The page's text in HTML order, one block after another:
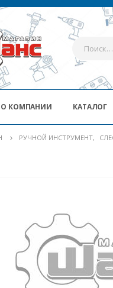
О КОМПАНИИ КАТАЛОГ
РУЧНОЙ ИНСТРУМЕНТ,